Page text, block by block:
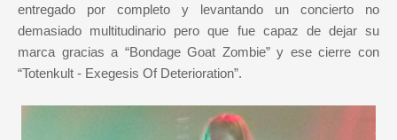
entregado por completo y levantando un concierto no
demasiado multitudinario pero que fue capaz de dejar su
marca gracias a “Bondage Goat Zombie” y ese cierre con
“Totenkult - Exegesis Of Deterioration”.